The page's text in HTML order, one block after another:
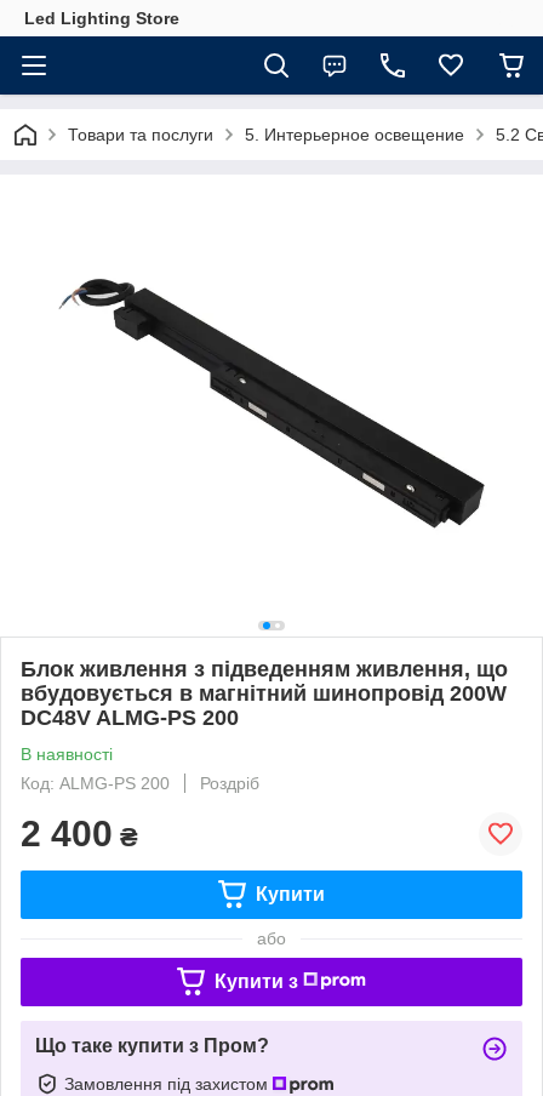
Led Lighting Store
Товари та послуги 5. Интерьерное освещение 5.2
Блок живлення з підведенням живлення, що
вбудовується в магнітний шинопровід 200W
DC48V ALMG-PS 200
В наявності
Код: ALMG-PS 200
Роздріб
2 400 ₴
Купити
або
Купити з
Що таке купити з Пром?
Замовлення під захистом